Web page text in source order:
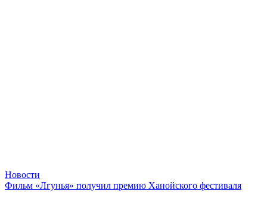
Новости
Фильм «Лгунья» получил премию Ханойского фестиваля